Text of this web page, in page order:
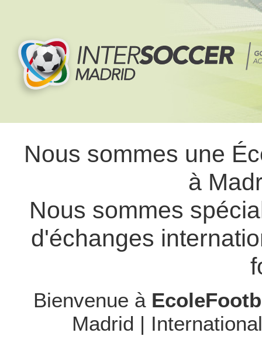
Nous sommes une
à
Nous sommes
d'échanges
Bienvenue à
Madrid |